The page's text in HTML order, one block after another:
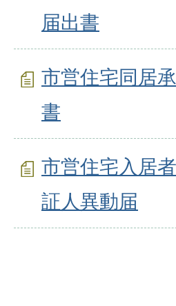
届出書
市営住宅同居
書
市営住宅入居
証人異動届